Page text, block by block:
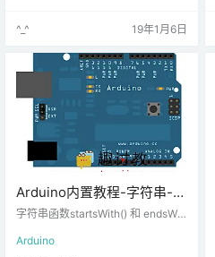
开发板将会重复发送这些数字返回
送，会发生什么现象。
^_^ 19年1月6日
Arduino内置教程-字符串-检
测字符串开头和结尾字符
字符串函数startsWith() 和 endsWit
开始或者结束是什么字符或者子字
Arduino